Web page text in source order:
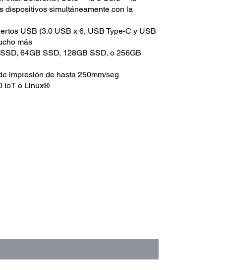
dispositivos simultáneamente con la
USB (3.0 USB x 6, USB Type-C y USB
más
64GB SSD, 128GB SSD, o 256GB
impresión de hasta 250mm/seg
IoT o Linux®